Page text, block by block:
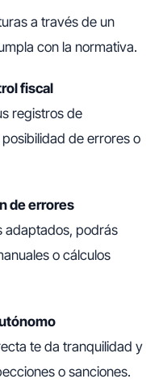
a través de un
con la normativa.
fiscal
registros de
de errores o
de errores
adaptados, podrás
o cálculos
te da tranquilidad y
o sanciones.